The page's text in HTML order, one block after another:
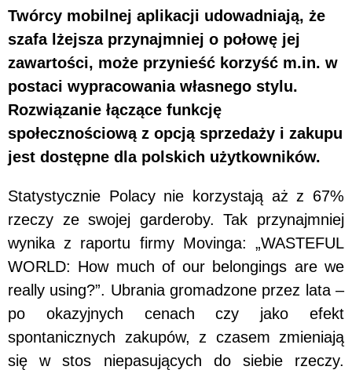
Twórcy mobilnej aplikacji udowadniają, że
szafa lżejsza przynajmniej o połowę jej
zawartości, może przynieść korzyść m.in. w
postaci wypracowania własnego stylu.
Rozwiązanie łączące funkcję
społecznościową z opcją sprzedaży i zakupu
jest dostępne dla polskich użytkowników.
Statystycznie Polacy nie korzystają aż z 67%
rzeczy ze swojej garderoby. Tak przynajmniej
wynika z raportu firmy Movinga: „WASTEFUL
WORLD: How much of our belongings are we
really using?”. Ubrania gromadzone przez lata –
po okazyjnych cenach czy jako efekt
spontanicznych zakupów, z czasem zmieniają
się w stos niepasujących do siebie rzeczy.